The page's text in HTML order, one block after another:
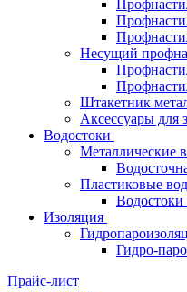
Несущий
Штакетник
Аксессуары для
Водостоки
Металлические
Пластиковые
Изоляция
Гидро-
Прайс-лист